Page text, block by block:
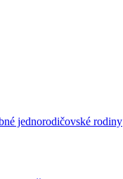
jednorodičovské rodiny